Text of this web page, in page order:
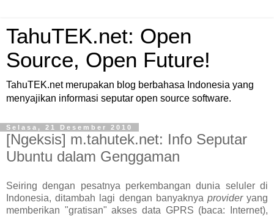
TahuTEK.net: Open
Source, Open Future!
TahuTEK.net merupakan blog berbahasa Indonesia yang
menyajikan informasi seputar open source software.
Selasa, 21 Desember 2010
[Ngeksis] m.tahutek.net: Info Seputar
Ubuntu dalam Genggaman
Seiring dengan pesatnya perkembangan dunia seluler di
Indonesia, ditambah lagi dengan banyaknya provideryang
memberikan "gratisan" akses data GPRS (baca: Internet),